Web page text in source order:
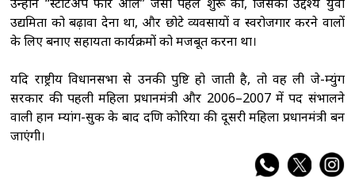
उद्यमिता को बढ़ावा देना था, और छोटे व्यवसायों व स्वरोजगार करने वालों
के लिए बनाए सहायता कार्यक्रमों को मजबूत करना था।
यदि राष्ट्रीय विधानसभा से उनकी पुष्टि हो जाती है, तो वह ली जे-म्युंग
सरकार की पहली महिला प्रधानमंत्री और 2006–2007 में पद संभालने
वाली हान म्यांग-सुक के बाद दक्षिण कोरिया की दूसरी महिला प्रधानमंत्री बन
जाएंगी।